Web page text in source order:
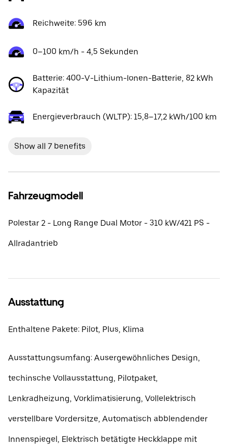
Reichweite: 596 km
0–100 km/h - 4,5 Sekunden
Batterie: 400-V-Lithium-Ionen-Batterie, 82 kWh
Kapazität
Energieverbrauch (WLTP): 15,8–17,2 kWh/100 km
Show all 7 benefits
Fahrzeugmodell
Polestar 2 - Long Range Dual Motor - 310 kW/421 PS -
Allradantrieb
Ausstattung
Enthaltene Pakete: Pilot, Plus, Klima
Ausstattungsumfang: Ausergewöhnliches Design,
techinsche Vollausstattung, Pilotpaket,
Lenkradheizung, Vorklimatisierung, Vollelektrisch
verstellbare Vordersitze, Automatisch abblendender
Innenspiegel, Elektrisch betätigte Heckklappe mit